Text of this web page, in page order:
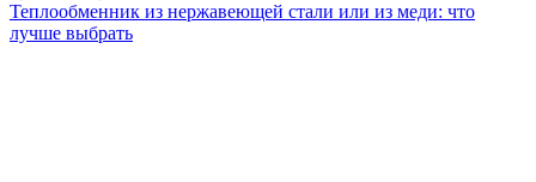
Теплообменник из нержавеющей стали или из меди: что
лучше выбрать